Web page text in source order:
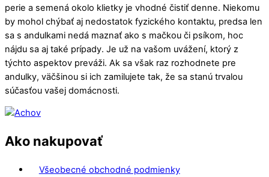
perie a semená okolo klietky je vhodné čistiť denne. Niekomu
by mohol chýbať aj nedostatok fyzického kontaktu, predsa len
sa s andulkami nedá maznať ako s mačkou či psíkom, hoc
nájdu sa aj také prípady. Je už na vašom uvážení, ktorý z
týchto aspektov preváži. Ak sa však raz rozhodnete pre
andulky, väčšinou si ich zamilujete tak, že sa stanú trvalou
súčasťou vašej domácnosti.
Ako nakupovať
Všeobecné obchodné podmienky